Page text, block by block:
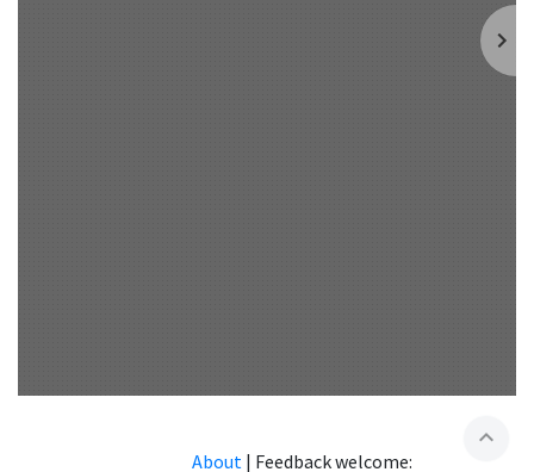
expand_less
About | Feedback welcome: